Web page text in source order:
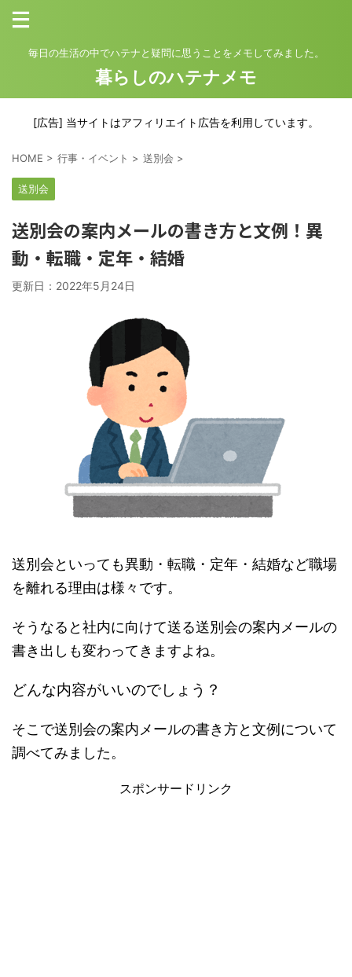
毎日の生活の中でハテナと疑問に思うことをメモしてみました。
暮らしのハテナメモ
[広告] 当サイトはアフィリエイト広告を利用しています。
HOME > 行事・イベント > 送別会 >
送別会
送別会の案内メールの書き方と文例！異
動・転職・定年・結婚
更新日： 2022年5月24日
送別会といっても異動・転職・定年・結婚など職場
を離れる理由は様々です。
そうなると社内に向けて送る送別会の案内メールの
書き出しも変わってきますよね。
どんな内容がいいのでしょう？
そこで送別会の案内メールの書き方と文例について
調べてみました。
スポンサードリンク